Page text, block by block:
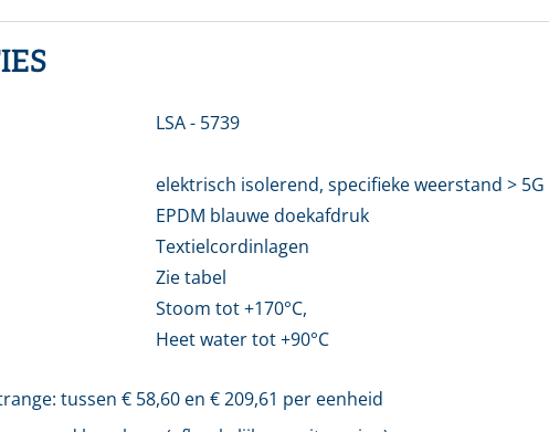
LSA - 5739
elektrisch isolerend, specifieke weerstand >
EPDM blauwe doekafdruk
Textielcordinlagen
Zie tabel
Stoom tot +170°C,
Heet water tot +90°C
tussen € 58,60 en €209,61 per eenheid
Wachtwoord vergeten?